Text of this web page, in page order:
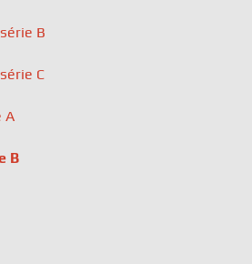
B
C
A
B